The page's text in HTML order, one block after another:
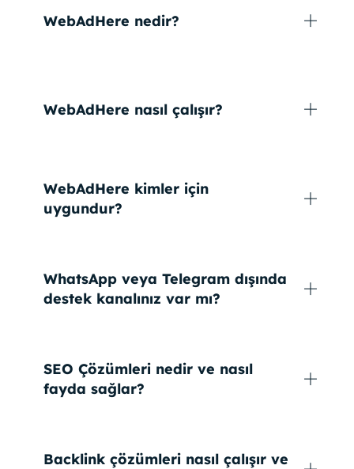
WebAdHere nedir?
WebAdHere nasıl çalışır?
WebAdHere kimler için
uygundur?
WhatsApp veya Telegram dışında
destek kanalınız var mı?
SEO Çözümleri nedir ve nasıl
fayda sağlar?
Backlink çözümleri nasıl çalışır ve